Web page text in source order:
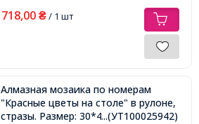
718,00 ₴/ 1 шт
Алмазная мозаика по номерам
"Красные цветы на столе" в рулоне,
стразы. Размер: 30*40 см...(УТ100025942)